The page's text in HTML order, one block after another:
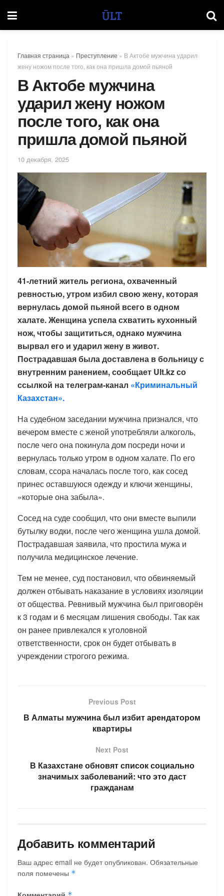
Главная страница » Преступление » В Актобе мужчина ударил
жену ножом после того, как она пришла домой пьяной
В Актобе мужчина
ударил жену ножом
после того, как она
пришла домой пьяной
10 декабря, 2025
41-летний житель региона, охваченный
ревностью, утром избил свою жену, которая
вернулась домой пьяной всего в одном
халате. Женщина успела схватить кухонный
нож, чтобы защититься, однако мужчина
вырвал его и ударил жену в живот.
Пострадавшая была доставлена в больницу с
внутренним ранением, сообщает Ult.kz со
ссылкой на телеграм-канал «Криминальный
Казахстан».
На судебном заседании мужчина признался, что
вечером вместе с женой употребляли алкоголь,
после чего она покинула дом посреди ночи и
вернулась только утром в одном халате. По его
словам, ссора началась после того, как сосед
принес оставшуюся одежду и ключи женщины,
«которые она забыла».
Сосед на суде сообщил, что они вместе выпили
бутылку водки, после чего женщина ушла домой.
Пострадавшая заявила, что простила мужа и
получила медицинское лечение.
Тем не менее, суд постановил, что обвиняемый
должен отбывать наказание в условиях изоляции
от общества. Ревнивый мужчина был приговорён
к 3 годам и 6 месяцам лишения свободы. Так как
он ранее привлекался к уголовной
ответственности, срок он будет отбывать в
учреждении строгого режима.
Previous Post
В Алматы мужчина был избит арендатором
квартиры
Next Post
В Казахстане обновят список социально
значимых заболеваний: что это даст
гражданам
Добавить комментарий
Ваш адрес email не будет опубликован. Обязательные
поля помечены *